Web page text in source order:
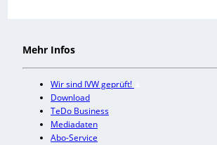
Mehr Infos
Wir sind IVW geprüft!
Download
TeDo Business
Mediadaten
Abo-Service